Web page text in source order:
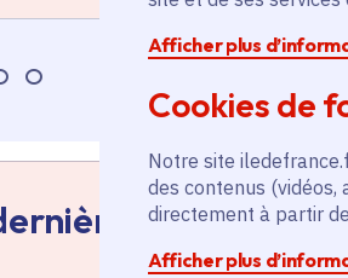
Afficher plus
Cookies de
Notre site
des contenus (vidéos,
directement à partir
Afficher plus
actualités